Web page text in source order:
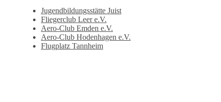
Jugendbildungsstätte Juist
Fliegerclub Leer e.V.
Aero-Club Emden e.V.
Aero-Club Hodenhagen e.V.
Flugplatz Tannheim